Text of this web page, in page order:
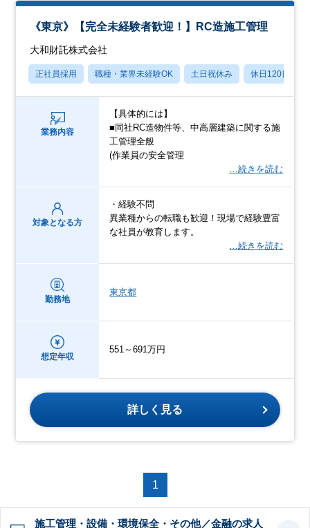
《東京》【完全未経験者歓迎！】RC造施工管理
大和財託株式会社
正社員採用 職種・業界未経験OK 土日祝休み 休日120日以上
業務内容
【具体的には】
■同社RC造物件等、中高層建築に関する施
工管理全般
(作業員の安全管理
…続きを読む
対象となる方
・経験不問
異業種からの転職も歓迎！現場で経験豊富
な社員が教育します。
…続きを読む
勤務地
東京都
想定年収
551～691万円
詳しく見る
1
施工管理・設備・環境保全・その他／金融の求人